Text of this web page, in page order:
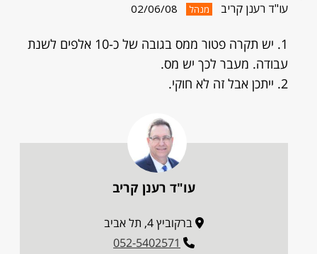
עו"ד רענן קריב מנהל 02/06/08
1. יש תקרה פטור ממס בגובה של כ-10 אלפים לשנת
עבודה. מעבר לכך יש מס.
2. ייתכן אבל זה לא חוקי.
עו"ד רענן קריב
ברקוביץ 4, תל אביב
052-5402571